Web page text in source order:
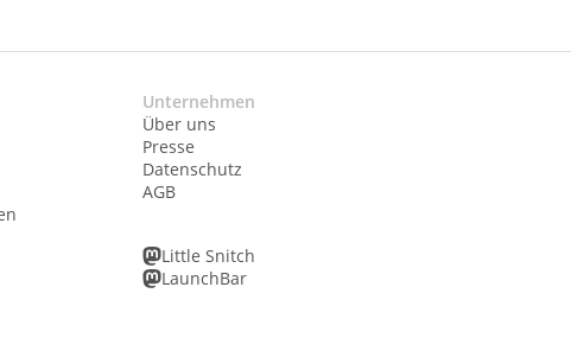
Unternehmen
Über uns
Presse
Datenschutz
AGB
Little Snitch
LaunchBar